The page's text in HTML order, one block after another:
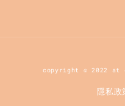
copyright © 2022
隱私政